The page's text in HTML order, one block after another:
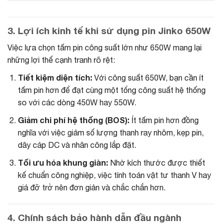
3. Lợi ích kinh tế khi sử dụng pin Jinko 650W
Việc lựa chọn tấm pin công suất lớn như 650W mang lại
những lợi thế cạnh tranh rõ rệt:
Tiết kiệm diện tích:Với công suất 650W, bạn cần ít
tấm pin hơn để đạt cùng một tổng công suất hệ thống
so với các dòng 450W hay 550W.
Giảm chi phí hệ thống (BOS):Ít tấm pin hơn đồng
nghĩa với việc giảm số lượng thanh ray nhôm, kẹp pin,
dây cáp DC và nhân công lắp đặt.
Tối ưu hóa khung giàn:Nhờ kích thước được thiết
kế chuẩn công nghiệp, việc tính toán vật tư thanh V hay
giá đỡ trở nên đơn giản và chắc chắn hơn.
4. Chính sách bảo hành dẫn đầu ngành